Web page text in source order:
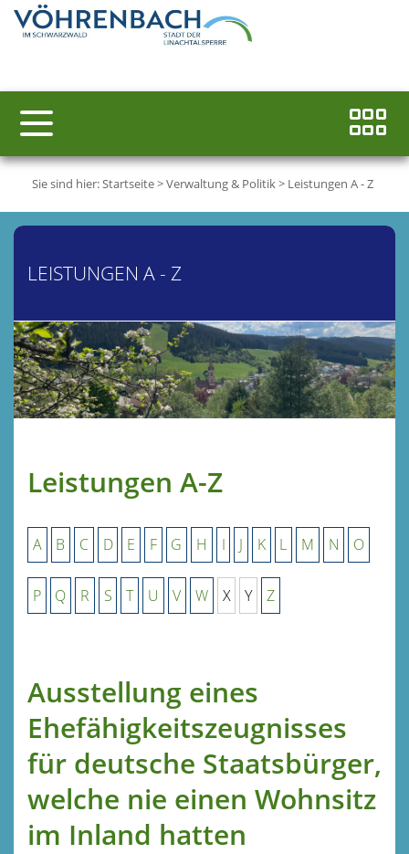
Sie sind hier:Startseite>Verwaltung & Politik> Leistungen A - Z
LEISTUNGEN A - Z
Leistungen A-Z
A B C D E F G H I J K L M N O
P Q R S T U V W X Y Z
Ausstellung eines
Ehefähigkeitszeugnisses
für deutsche Staatsbürger,
welche nie einen Wohnsitz
im Inland hatten